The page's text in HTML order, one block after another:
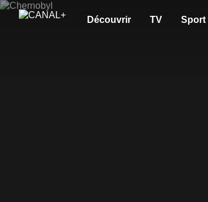
Découvrir TV Sport